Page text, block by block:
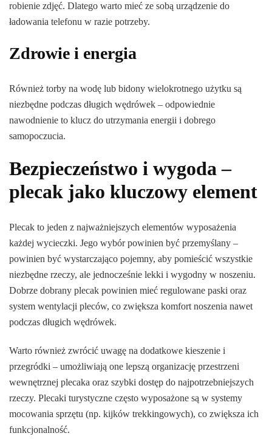
robienie zdjęć. Dlatego warto mieć ze sobą urządzenie do
ładowania telefonu w razie potrzeby.
Zdrowie i energia
Również torby na wodę lub bidony wielokrotnego użytku są
niezbędne podczas długich wędrówek – odpowiednie
nawodnienie to klucz do utrzymania energii i dobrego
samopoczucia.
Bezpieczeństwo i wygoda –
plecak jako kluczowy element
Plecak to jeden z najważniejszych elementów wyposażenia
każdej wycieczki. Jego wybór powinien być przemyślany –
powinien być wystarczająco pojemny, aby pomieścić wszystkie
niezbędne rzeczy, ale jednocześnie lekki i wygodny w noszeniu.
Dobrze dobrany plecak powinien mieć regulowane paski oraz
system wentylacji pleców, co zwiększa komfort noszenia nawet
podczas długich wędrówek.
Warto również zwrócić uwagę na dodatkowe kieszenie i
przegródki – umożliwiają one lepszą organizację przestrzeni
wewnętrznej plecaka oraz szybki dostęp do najpotrzebniejszych
rzeczy. Plecaki turystyczne często wyposażone są w systemy
mocowania sprzętu (np. kijków trekkingowych), co zwiększa ich
funkcjonalność.